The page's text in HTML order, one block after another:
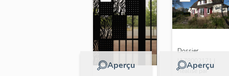
Aperçu Aperçu
Dossier
IA78002171 |
Réalisé par